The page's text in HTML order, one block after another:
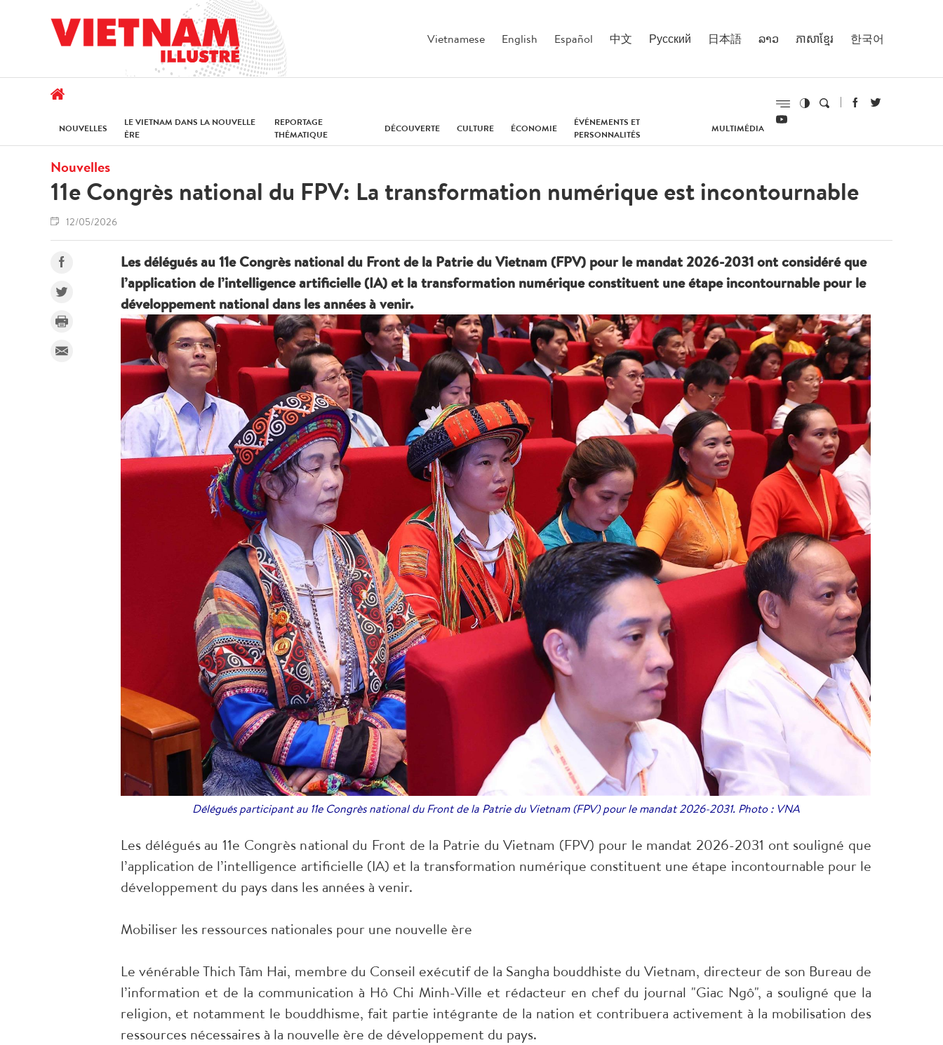
Vietnamese English Español 中文 Русский 日本語 ລາວ ភាសាខ្មែរ 한국어
NOUVELLES
LE VIETNAM DANS LA NOUVELLE
ÈRE
REPORTAGE
THÉMATIQUE
DÉCOUVERTE CULTURE ÉCONOMIE
ÉVÉNEMENTS ET
PERSONNALITÉS
MULTIMÉDIA
Nouvelles
11e Congrès national du FPV: La transformation numérique est incontournable
12/05/2026
Les délégués au 11e Congrès national du Front de la Patrie du Vietnam (FPV) pour le mandat 2026-2031 ont considéré que
l’application de l’intelligence artificielle (IA) et la transformation numérique constituent une étape incontournable pour le
développement national dans les années à venir.
Délégués participant au 11e Congrès national du Front de la Patrie du Vietnam (FPV) pour le mandat 2026-2031. Photo : VNA
Les délégués au 11e Congrès national du Front de la Patrie du Vietnam (FPV) pour le mandat 2026-2031 ont souligné que
l’application de l’intelligence artificielle (IA) et la transformation numérique constituent une étape incontournable pour le
développement du pays dans les années à venir.
Mobiliser les ressources nationales pour une nouvelle ère
Le vénérable Thich Tâm Hai, membre du Conseil exécutif de la Sangha bouddhiste du Vietnam, directeur de son Bureau de
l’information et de la communication à Hô Chi Minh-Ville et rédacteur en chef du journal "Giac Ngô", a souligné que la
religion, et notamment le bouddhisme, fait partie intégrante de la nation et contribuera activement à la mobilisation des
ressources nécessaires à la nouvelle ère de développement du pays.